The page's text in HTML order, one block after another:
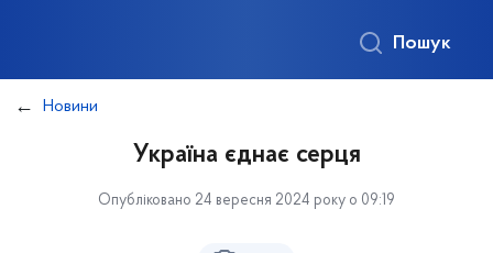
Пошук
Новини
Україна єднає серця
Опубліковано 24 вересня 2024 року о 09:19